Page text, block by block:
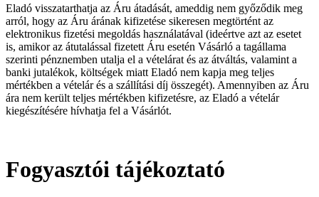
Eladó visszatarthatja az Áru átadását, ameddig nem győződik meg
arról, hogy az Áru árának kifizetése sikeresen megtörtént az
elektronikus fizetési megoldás használatával (ideértve azt az esetet
is, amikor az átutalással fizetett Áru esetén Vásárló a tagállama
szerinti pénznemben utalja el a vételárat és az átváltás, valamint a
banki jutalékok, költségek miatt Eladó nem kapja meg teljes
mértékben a vételár és a szállítási díj összegét). Amennyiben az Áru
ára nem került teljes mértékben kifizetésre, az Eladó a vételár
kiegészítésére hívhatja fel a Vásárlót.
Fogyasztói tájékoztató